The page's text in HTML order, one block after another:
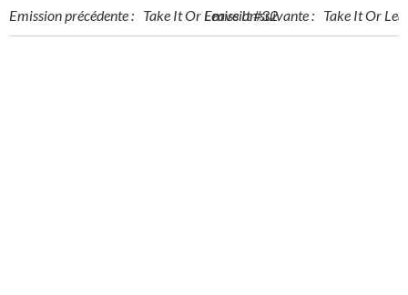
Post
Emission précédente : Take It Or Leave It #32
Post
Emission suivante : Take It Or